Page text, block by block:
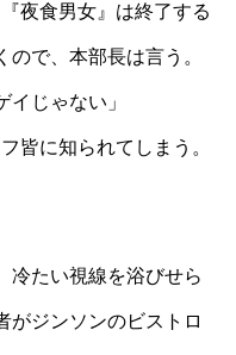
夜食男女』は終了する
で、本部長は言う。
イじゃない」
皆に知られてしまう。
冷たい視線を浴びせら
がジンソンのビストロ